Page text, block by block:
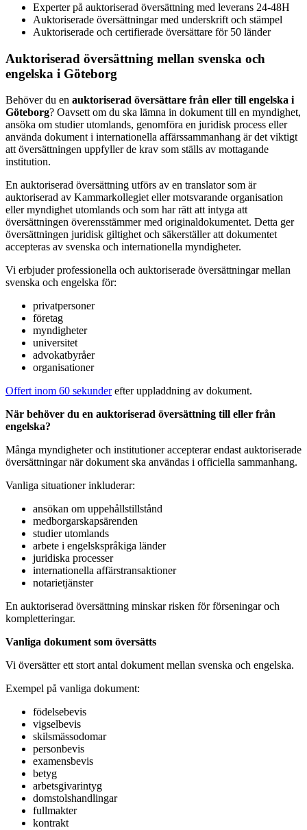
Experter på auktoriserad översättning med leverans 24-48H
Auktoriserade översättningar med underskrift och stämpel
Auktoriserade och certifierade översättare för 50 länder
Auktoriserad översättning mellan svenska och
engelska i Göteborg
Behöver du en auktoriserad översättare från eller till engelska i
Göteborg? Oavsett om du ska lämna in dokument till en myndighet,
ansöka om studier utomlands, genomföra en juridisk process eller
använda dokument i internationella affärssammanhang är det viktigt
att översättningen uppfyller de krav som ställs av mottagande
institution.
En auktoriserad översättning utförs av en translator som är
auktoriserad av Kammarkollegiet eller motsvarande organisation
eller myndighet utomlands och som har rätt att intyga att
översättningen överensstämmer med originaldokumentet. Detta ger
översättningen juridisk giltighet och säkerställer att dokumentet
accepteras av svenska och internationella myndigheter.
Vi erbjuder professionella och auktoriserade översättningar mellan
svenska och engelska för:
privatpersoner
företag
myndigheter
universitet
advokatbyråer
organisationer
Offert inom 60 sekunderefter uppladdning av dokument.
När behöver du en auktoriserad översättning till eller från
engelska?
Många myndigheter och institutioner accepterar endast auktoriserade
översättningar när dokument ska användas i officiella sammanhang.
Vanliga situationer inkluderar:
ansökan om uppehållstillstånd
medborgarskapsärenden
studier utomlands
arbete i engelskspråkiga länder
juridiska processer
internationella affärstransaktioner
notarietjänster
En auktoriserad översättning minskar risken för förseningar och
kompletteringar.
Vanliga dokument som översätts
Vi översätter ett stort antal dokument mellan svenska och engelska.
Exempel på vanliga dokument:
födelsebevis
vigselbevis
skilsmässodomar
personbevis
examensbevis
betyg
arbetsgivarintyg
domstolshandlingar
fullmakter
kontrakt